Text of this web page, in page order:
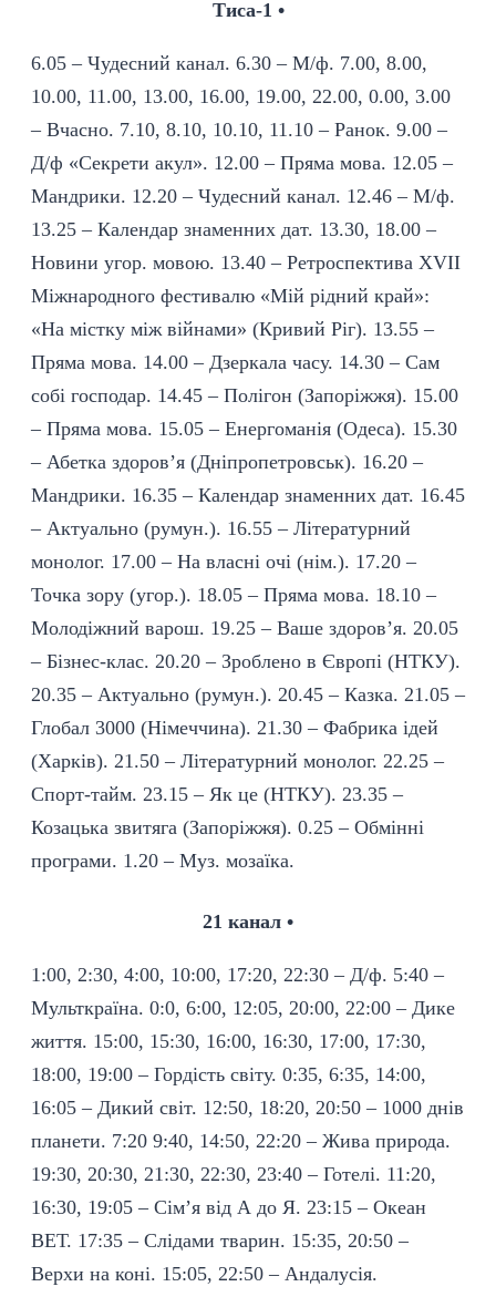
Тиса-1 •
6.05 – Чудесний канал. 6.30 – М/ф. 7.00, 8.00,
10.00, 11.00, 13.00, 16.00, 19.00, 22.00, 0.00, 3.00
– Вчасно. 7.10, 8.10, 10.10, 11.10 – Ранок. 9.00 –
Д/ф «Секрети акул». 12.00 – Пряма мова. 12.05 –
Мандрики. 12.20 – Чудесний канал. 12.46 – М/ф.
13.25 – Календар знаменних дат. 13.30, 18.00 –
Новини угор. мовою. 13.40 – Ретроспектива XVII
Міжнародного фестивалю «Мій рідний край»:
«На містку між війнами» (Кривий Ріг). 13.55 –
Пряма мова. 14.00 – Дзеркала часу. 14.30 – Сам
собі господар. 14.45 – Полігон (Запоріжжя). 15.00
– Пряма мова. 15.05 – Енергоманія (Одеса). 15.30
– Абетка здоров’я (Дніпропетровськ). 16.20 –
Мандрики. 16.35 – Календар знаменних дат. 16.45
– Актуально (румун.). 16.55 – Літературний
монолог. 17.00 – На власні очі (нім.). 17.20 –
Точка зору (угор.). 18.05 – Пряма мова. 18.10 –
Молодіжний варош. 19.25 – Ваше здоров’я. 20.05
– Бізнес-клас. 20.20 – Зроблено в Європі (НТКУ).
20.35 – Актуально (румун.). 20.45 – Казка. 21.05 –
Глобал 3000 (Німеччина). 21.30 – Фабрика ідей
(Харків). 21.50 – Літературний монолог. 22.25 –
Спорт-тайм. 23.15 – Як це (НТКУ). 23.35 –
Козацька звитяга (Запоріжжя). 0.25 – Обмінні
програми. 1.20 – Муз. мозаїка.
21 канал •
1:00, 2:30, 4:00, 10:00, 17:20, 22:30 – Д/ф. 5:40 –
Мульткраїна. 0:0, 6:00, 12:05, 20:00, 22:00 – Дике
життя. 15:00, 15:30, 16:00, 16:30, 17:00, 17:30,
18:00, 19:00 – Гордість світу. 0:35, 6:35, 14:00,
16:05 – Дикий світ. 12:50, 18:20, 20:50 – 1000 днів
планети. 7:20 9:40, 14:50, 22:20 – Жива природа.
19:30, 20:30, 21:30, 22:30, 23:40 – Готелі. 11:20,
16:30, 19:05 – Сім’я від А до Я. 23:15 – Океан
ВЕТ. 17:35 – Слідами тварин. 15:35, 20:50 –
Верхи на коні. 15:05, 22:50 – Андалусія.